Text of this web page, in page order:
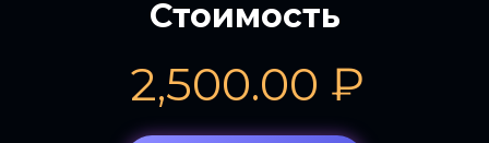
Стоимость
2,500.00 ₽